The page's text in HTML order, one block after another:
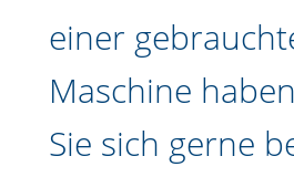
einer
Maschine
Sie sich gerne